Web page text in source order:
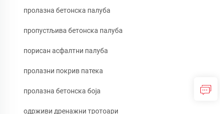
пролазна бетонска палуба
пропустљива бетонска палуба
порисан асфалтни палуба
пролазни покрив патека
пролазна бетонска боја
одрживи дренажни тротоари